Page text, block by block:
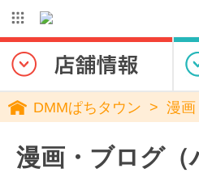
DMMぱちタウン 漫画
漫画・ブログ